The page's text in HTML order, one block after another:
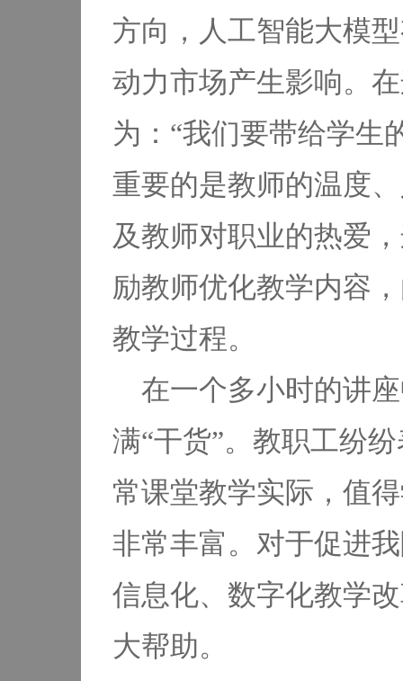
方向，人工智能大模
动力市场产生影响。
为：“我们要带给学生
重要的是教师的温度
及教师对职业的热爱
励教师优化教学内容
教学过程。
在一个多小时的讲
满“干货”。教职工纷
常课堂教学实际，值
非常丰富。对于促进
信息化、数字化教学
大帮助。